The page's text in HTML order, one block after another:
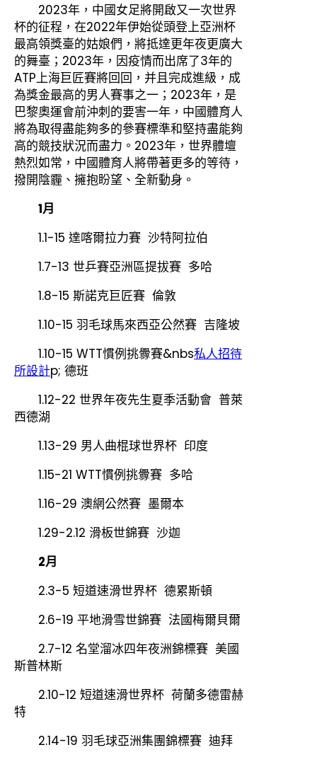
2023年，中國女足將開啟又一次世界
杯的征程，在2022年伊始從頭登上亞洲杯
最高領獎臺的姑娘們，將抵達更年夜更廣大
的舞臺；2023年，因疫情而出席了3年的
ATP上海巨匠賽將回回，并且完成進級，成
為獎金最高的男人賽事之一；2023年，是
巴黎奧運會前沖刺的要害一年，中國體育人
將為取得盡能夠多的參賽標準和堅持盡能夠
高的競技狀況而盡力。2023年，世界體壇
熱烈如常，中國體育人將帶著更多的等待，
撥開陰霾、擁抱盼望、全新動身。
1月
1.1-15 達喀爾拉力賽 沙特阿拉伯
1.7-13 世乒賽亞洲區提拔賽 多哈
1.8-15 斯諾克巨匠賽 倫敦
1.10-15 羽毛球馬來西亞公然賽 吉隆坡
1.10-15 WTT慣例挑釁賽&nbs私人招待
所設計p; 德班
1.12-22 世界年夜先生夏季活動會 普萊
西德湖
1.13-29 男人曲棍球世界杯 印度
1.15-21 WTT慣例挑釁賽 多哈
1.16-29 澳網公然賽 墨爾本
1.29-2.12 滑板世錦賽 沙迦
2月
2.3-5 短道速滑世界杯 德累斯頓
2.6-19 平地滑雪世錦賽 法國梅爾貝爾
2.7-12 名堂溜冰四年夜洲錦標賽 美國
斯普林斯
2.10-12 短道速滑世界杯 荷蘭多德雷赫
特
2.14-19 羽毛球亞洲集團錦標賽 迪拜